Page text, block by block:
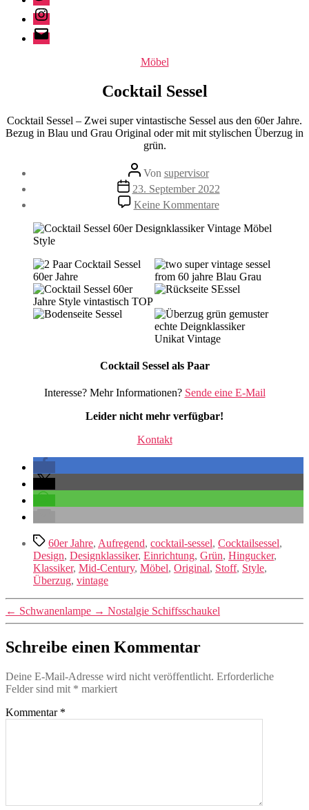
Instagram
E-
Mail
Kategorien
Möbel
Cocktail Sessel
Cocktail Sessel – Zwei super vintastische Sessel aus den 60er Jahre.
Bezug in Blau und Grau Original oder mit mit stylischen Überzug in
grün.
Beitragsautor
Von supervisor
Veröffentlichungsdatum
23. September 2022
Keine Kommentarezu
Cocktail
Sessel
Cocktail Sessel als Paar
Interesse? Mehr Informationen? Sende eine E-Mail
Leider nicht mehr verfügbar!
Kontakt
Schlagwörter
60er Jahre, Aufregend, cocktail-sessel, Cocktailsessel,
Design, Designklassiker, Einrichtung, Grün, Hingucker,
Klassiker, Mid-Century, Möbel, Original, Stoff, Style,
Überzug, vintage
← Schwanenlampe → Nostalgie Schiffsschaukel
Schreibe einen Kommentar
Deine E-Mail-Adresse wird nicht veröffentlicht. Erforderliche
Felder sind mit * markiert
Kommentar *